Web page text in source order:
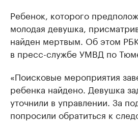
Ребенок, которого
молодая девушка,
найден мертвым. Об этом
в пресс-службе УМВД по
«Поисковые мероприятия
ребенка найдено. Девушка
уточнили в управлении. За
попросили обратиться к